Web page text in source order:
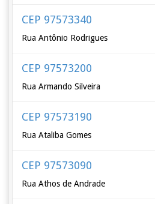
CEP 97573340
Rua Antônio Rodrigues
CEP 97573200
Rua Armando Silveira
CEP 97573190
Rua Ataliba Gomes
CEP 97573090
Rua Athos de Andrade